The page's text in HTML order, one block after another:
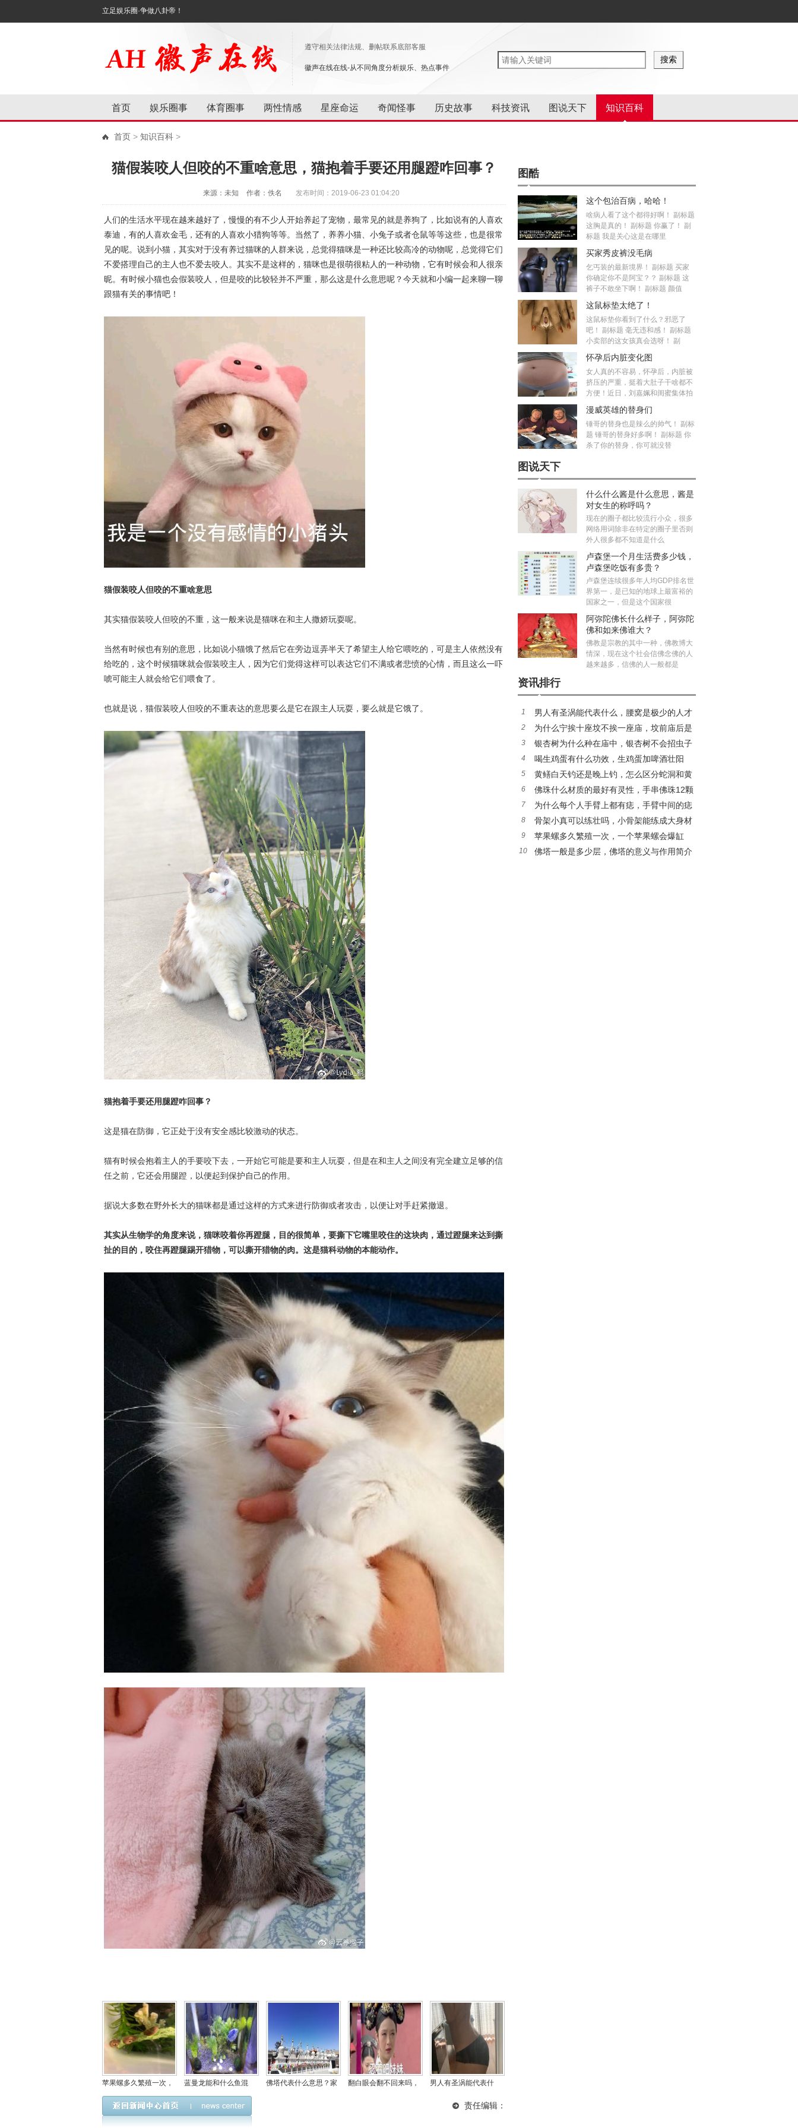
立足娱乐圈·争做八卦帝！
遵守相关法律法规、删帖联系底部客服
徽声在线在线-从不同角度分析娱乐、热点事件
首页 娱乐圈事 体育圈事 两性情感 星座命运 奇闻怪事 历史故事 科技资讯 图说天下 知识百科
首页 > 知识百科 >
猫假装咬人但咬的不重啥意思，猫抱着手要还用腿蹬咋回事？
来源：未知 作者：佚名 发布时间：2019-06-23 01:04:20
人们的生活水平现在越来越好了，慢慢的有不少人开始养起了宠物，最常见的就是养狗了，比如说有的人喜欢
泰迪，有的人喜欢金毛，还有的人喜欢小猎狗等等。当然了，养养小猫、小兔子或者仓鼠等等这些，也是很常
见的呢。说到小猫，其实对于没有养过猫咪的人群来说，总觉得猫咪是一种还比较高冷的动物呢，总觉得它们
不爱搭理自己的主人也不爱去咬人。其实不是这样的，猫咪也是很萌很粘人的一种动物，它有时候会和人很亲
昵。有时候小猫也会假装咬人，但是咬的比较轻并不严重，那么这是什么意思呢？今天就和小编一起来聊一聊
跟猫有关的事情吧！
猫假装咬人但咬的不重啥意思
其实猫假装咬人但咬的不重，这一般来说是猫咪在和主人撒娇玩耍呢。
当然有时候也有别的意思，比如说小猫饿了然后它在旁边逗弄半天了希望主人给它喂吃的，可是主人依然没有
给吃的，这个时候猫咪就会假装咬主人，因为它们觉得这样可以表达它们不满或者悲愤的心情，而且这么一吓
唬可能主人就会给它们喂食了。
也就是说，猫假装咬人但咬的不重表达的意思要么是它在跟主人玩耍，要么就是它饿了。
猫抱着手要还用腿蹬咋回事？
这是猫在防御，它正处于没有安全感比较激动的状态。
猫有时候会抱着主人的手要咬下去，一开始它可能是要和主人玩耍，但是在和主人之间没有完全建立足够的信
任之前，它还会用腿蹬，以便起到保护自己的作用。
据说大多数在野外长大的猫咪都是通过这样的方式来进行防御或者攻击，以便让对手赶紧撤退。
其实从生物学的角度来说，猫咪咬着你再蹬腿，目的很简单，要撕下它嘴里咬住的这块肉，通过蹬腿来达到撕
扯的目的，咬住再蹬腿踢开猎物，可以撕开猎物的肉。这是猫科动物的本能动作。
苹果螺多久繁殖一次，
一个苹果螺会爆缸吗？
蓝曼龙能和什么鱼混
养，这种鱼么分公母图
佛塔代表什么意思？家
翻白眼会翻不回来吗，
男人有圣涡能代表什
责任编辑：
图酷
这个包治百病，哈哈！
啥病人看了这个都得好啊！ 副标题
这胸是真的！ 副标题 你赢了！ 副
标题 我是关心这是在哪里
买家秀皮裤没毛病
乞丐装的最新境界！ 副标题 买家
你确定你不是阿宝？？ 副标题 这
裤子不敢坐下啊！ 副标题 颜值
这鼠标垫太绝了！
这鼠标垫你看到了什么？邪恶了
吧！ 副标题 毫无违和感！ 副标题
小卖部的这女孩真会选呀！ 副
怀孕后内脏变化图
女人真的不容易，怀孕后，内脏被
挤压的严重，挺着大肚子干啥都不
方便！近日，刘嘉姵和闺蜜集体拍
漫威英雄的替身们
锤哥的替身也是辣么的帅气！ 副标
题 锤哥的替身好多啊！ 副标题 你
杀了你的替身，你可就没替
图说天下
什么什么酱是什么意思，酱是
对女生的称呼吗？
现在的圈子都比较流行小众，很多
网络用词除非在特定的圈子里否则
外人很多都不知道是什么
卢森堡一个月生活费多少钱，
卢森堡吃饭有多贵？
卢森堡连续很多年人均GDP排名世
界第一，是已知的地球上最富裕的
国家之一，但是这个国家很
阿弥陀佛长什么样子，阿弥陀
佛和如来佛谁大？
佛教是宗教的其中一种，佛教博大
情深，现在这个社会信佛念佛的人
越来越多，信佛的人一般都是
资讯排行
1
男人有圣涡能代表什么，腰窝是极少的人才
有吗？
2
为什么宁挨十座坟不挨一座庙，坟前庙后是
风水宝地真的假的？
3
银杏树为什么种在庙中，银杏树不会招虫子
吗？
4
喝生鸡蛋有什么功效，生鸡蛋加啤酒壮阳
吗？
5
黄鳝白天钓还是晚上钓，怎么区分蛇洞和黄
鳝洞？
6
佛珠什么材质的最好有灵性，手串佛珠12颗
和13分别什么含义
7
为什么每个人手臂上都有痣，手臂中间的痣
代表什么
8
骨架小真可以练壮吗，小骨架能练成大身材
么？
9
苹果螺多久繁殖一次，一个苹果螺会爆缸
吗？
10 佛塔一般是多少层，佛塔的意义与作用简介